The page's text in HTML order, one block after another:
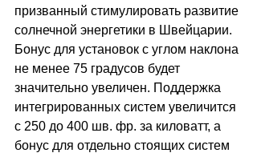
призванный стимулировать развитие
солнечной энергетики в Швейцарии.
Бонус для установок с углом наклона
не менее 75 градусов будет
значительно увеличен. Поддержка
интегрированных систем увеличится
с 250 до 400 шв. фр. за киловатт, а
бонус для отдельно стоящих систем